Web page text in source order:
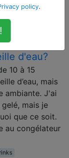
de
d'eau?
10 à 15
d’eau, mais
ambiante. J'ai
mais je
que ce soit.
au congélateur
policy.